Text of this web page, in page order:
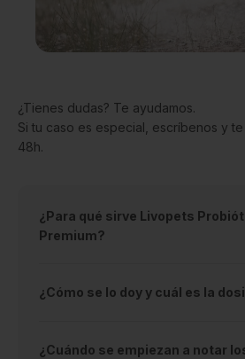
¿Tienes dudas? Te ayudamos.
Si tu caso es especial, escríbenos y
48h.
¿Para qué sirve Livopets
Premium?
¿Cómo se lo doy y cuál es la
¿Cuándo se empiezan a notar